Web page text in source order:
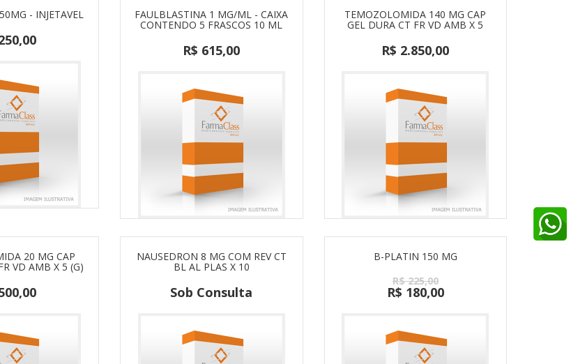
- INJETAVEL FAULBLASTINA 1 MG/ML - CAIXA
CONTENDO 5 FRASCOS 10 ML
R$ 615,00
TEMOZOLOMIDA 140 MG CAP
GEL DURA CT FR VD AMB X 5
R$ 2.850,00
20 MG CAP
VD AMB X 5 (G)
NAUSEDRON 8 MG COM REV CT
BL AL PLAS X 10
Sob Consulta
B-PLATIN 150 MG
R$ 225,00
R$ 180,00